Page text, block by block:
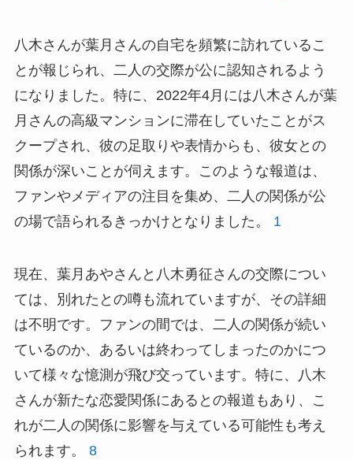
八木さんが葉月さんの自宅を頻繁に訪れているこ
とが報じられ、二人の交際が公に認知されるよう
になりました。特に、2022年4月には八木さんが葉
月さんの高級マンションに滞在していたことがス
クープされ、彼の足取りや表情からも、彼女との
関係が深いことが伺えます。このような報道は、
ファンやメディアの注目を集め、二人の関係が公
の場で語られるきっかけとなりました。 1
現在、葉月あやさんと八木勇征さんの交際につい
ては、別れたとの噂も流れていますが、その詳細
は不明です。ファンの間では、二人の関係が続い
ているのか、あるいは終わってしまったのかにつ
いて様々な憶測が飛び交っています。特に、八木
さんが新たな恋愛関係にあるとの報道もあり、こ
れが二人の関係に影響を与えている可能性も考え
られます。 8